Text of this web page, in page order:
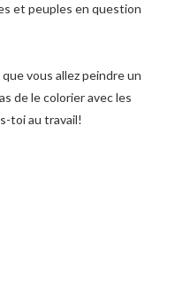
et peuples en question
vous allez peindre un
de le colorier avec les
toi au travail!